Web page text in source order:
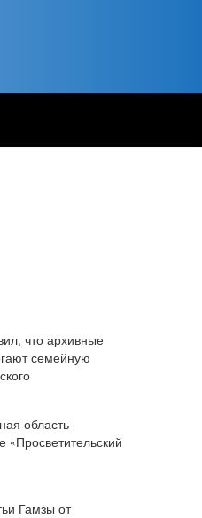
что архивные
семейную
область
«Просветительский
Гамзы от